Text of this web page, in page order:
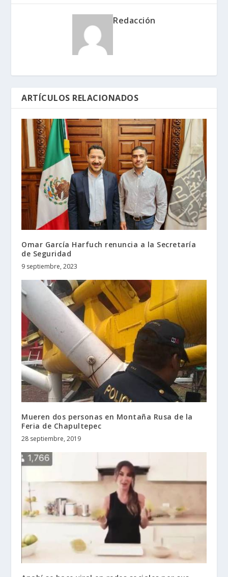
Redacción
ARTÍCULOS RELACIONADOS
Omar García Harfuch renuncia a la Secretaría
de Seguridad
9 septiembre, 2023
Mueren dos personas en Montaña Rusa de la
Feria de Chapultepec
28 septiembre, 2019